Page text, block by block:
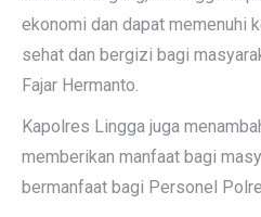
ekonomi dan dapat memenuhi
sehat dan bergizi bagi
Fajar Hermanto.
Kapolres Lingga juga
memberikan manfaat bagi
bermanfaat bagi Personel